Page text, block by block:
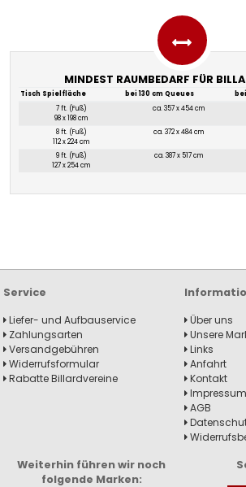
MINDEST RAUMBEDARF FÜR
Tisch Spielfläche bei 130 cm Queues
7 ft. (Fuß)
98 x 198 cm
ca. 357 x 454 cm
8 ft. (Fuß)
112 x 224 cm
ca. 372 x 484 cm
9 ft. (Fuß)
127 x 254 cm
ca. 387 x 517 cm
Service
Liefer- und Aufbauservice
Zahlungsarten
Versandgebühren
Widerrufsformular
Rabatte Billardvereine
Über uns
Unsere
Links
Anfahrt
Kontakt
Impressum
AGB
Weiterhin führen wir noch
folgende Marken: